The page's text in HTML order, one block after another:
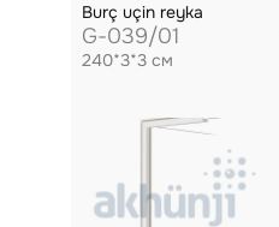
Burç uçin reyka
G-039/01
240*3*3 см